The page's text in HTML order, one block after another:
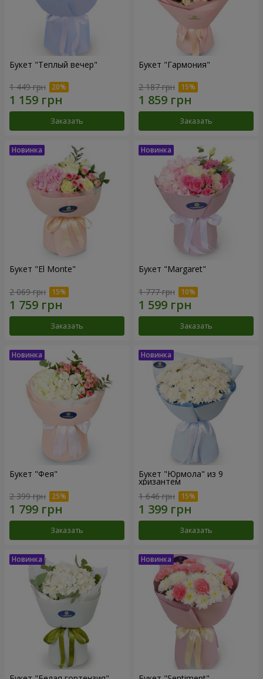
Букет "Теплый вечер"
1 449 грн
Заказать
Букет "Гармония"
2 187 грн
Заказать
Букет "El Monte"
2 069 грн
Заказать
Букет "Margaret"
1 777 грн
Заказать
Букет "Фея"
2 399 грн
Заказать
Букет "Юрмола" из 9
хризантем
1 646 грн
Заказать